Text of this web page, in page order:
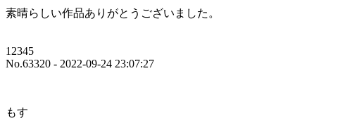
素晴らしい作品ありがとうございました。
12345
No.63320 - 2022-09-24 23:07:27
もす